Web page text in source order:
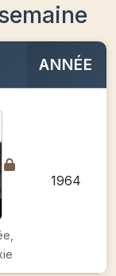
ANNÉE
1964